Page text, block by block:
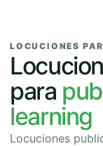
LOCUCIONES
para
learning
Locuciones